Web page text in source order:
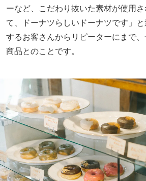
ーなど、こだわり抜いた素材が使用
て、ドーナツらしいドーナツです」
するお客さんからリピーターにまで
商品とのことです。